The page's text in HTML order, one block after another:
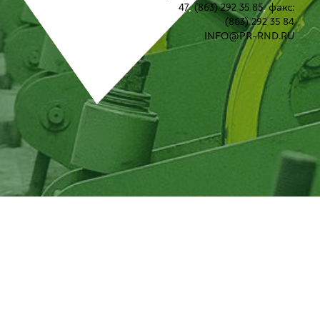
47,(863) 292 35 85,факс:
(863) 292 35 84
INFO@PR-RND.RU